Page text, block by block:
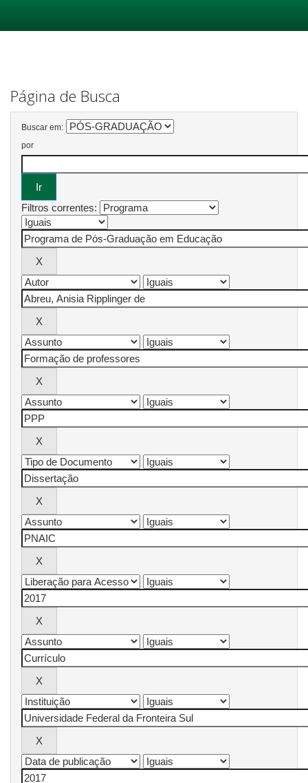
Página de Busca
Buscar em:
por
Filtros correntes: